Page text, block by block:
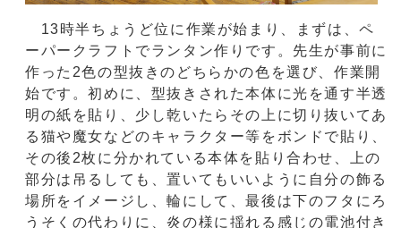
13時半ちょうど位に作業が始まり、まずは、ペ
ーパークラフトでランタン作りです。先生が事前に
作った2色の型抜きのどちらかの色を選び、作業開
始です。初めに、型抜きされた本体に光を通す半透
明の紙を貼り、少し乾いたらその上に切り抜いてあ
る猫や魔女などのキャラクター等をボンドで貼り、
その後2枚に分かれている本体を貼り合わせ、上の
部分は吊るしても、置いてもいいように自分の飾る
場所をイメージし、輪にして、最後は下のフタにろ
うそくの代わりに、炎の様に揺れる感じの電池付き